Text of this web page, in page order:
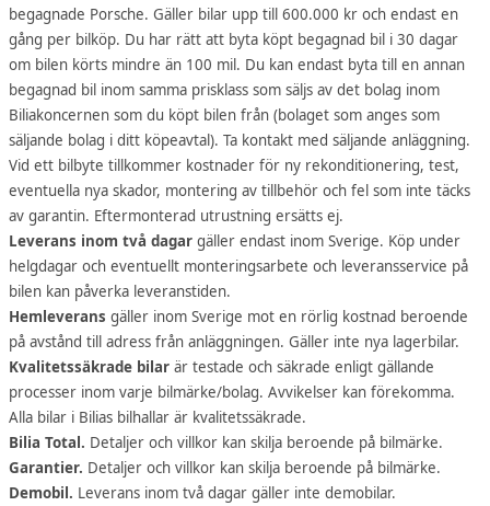
begagnade Porsche. Gäller bilar upp till 600.000 kr och endast en
gång per bilköp. Du har rätt att byta köpt begagnad bil i 30 dagar
om bilen körts mindre än 100 mil. Du kan endast byta till en annan
begagnad bil inom samma prisklass som säljs av det bolag inom
Biliakoncernen som du köpt bilen från (bolaget som anges som
säljande bolag i ditt köpeavtal). Ta kontakt med säljande anläggning.
Vid ett bilbyte tillkommer kostnader för ny rekonditionering, test,
eventuella nya skador, montering av tillbehör och fel som inte täcks
av garantin. Eftermonterad utrustning ersätts ej.
Leverans inom två dagar gäller endast inom Sverige. Köp under
helgdagar och eventuellt monteringsarbete och leveransservice på
bilen kan påverka leveranstiden.
Hemleverans gäller inom Sverige mot en rörlig kostnad beroende
på avstånd till adress från anläggningen. Gäller inte nya lagerbilar.
Kvalitetssäkrade bilar är testade och säkrade enligt gällande
processer inom varje bilmärke/bolag. Avvikelser kan förekomma.
Alla bilar i Bilias bilhallar är kvalitetssäkrade.
Bilia Total. Detaljer och villkor kan skilja beroende på bilmärke.
Garantier. Detaljer och villkor kan skilja beroende på bilmärke.
Demobil. Leverans inom två dagar gäller inte demobilar.